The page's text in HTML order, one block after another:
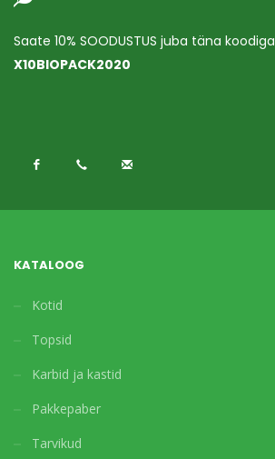
Saate 10% SOODUSTUS juba täna koodiga
X10BIOPACK2020
KATALOOG
Kotid
Topsid
Karbid ja kastid
Pakkepaber
Tarvikud